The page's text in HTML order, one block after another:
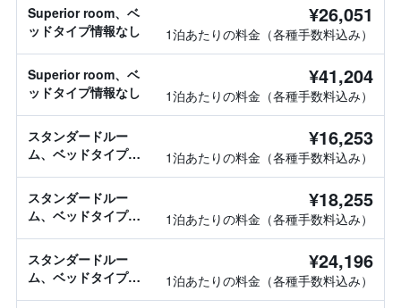
Superior room、ベ
ッドタイプ情報なし
¥26,051
1泊あたりの料金（各種手数料込み）
Superior room、ベ
ッドタイプ情報なし
¥41,204
1泊あたりの料金（各種手数料込み）
スタンダードルー
ム、ベッドタイプ情
¥16,253
1泊あたりの料金（各種手数料込み）
スタンダードルー
ム、ベッドタイプ情
¥18,255
1泊あたりの料金（各種手数料込み）
スタンダードルー
ム、ベッドタイプ情
¥24,196
1泊あたりの料金（各種手数料込み）